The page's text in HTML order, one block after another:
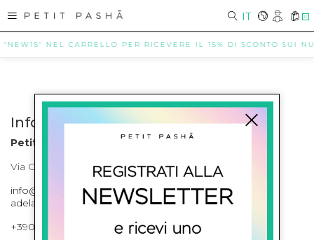
IT 0
NEL CARRELLO PER RICEVERE IL 15% DI SCONTO SUI
Info contatti
Petit Pasha
Via Cilea, 255 Napoli Corso Umberto I 301 Napoli
info@petitpasha.com, petitpasha@hotmail.it,
adelaide.petitpasha@hotmail.com
+39081643421 , +390812351280